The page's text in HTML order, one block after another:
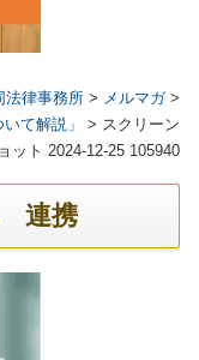
法律事務所 > メルマガ>
て解説」
> スクリーン
ット 2024-12-25 105940
連携